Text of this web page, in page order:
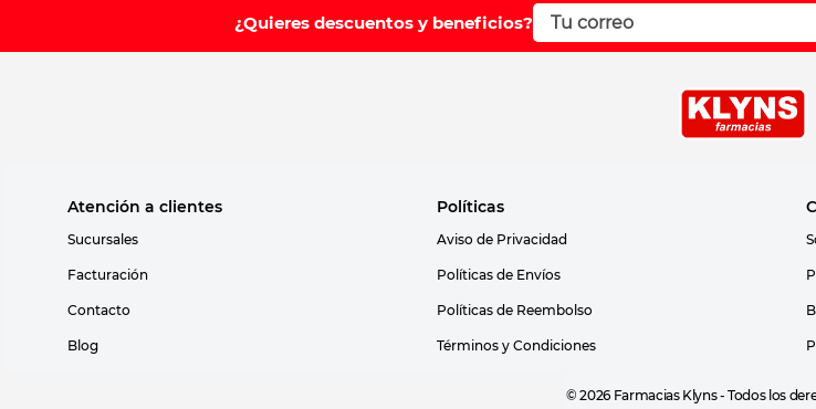
¿Quieres descuentos y beneficios?
Atención a clientes
Sucursales
Facturación
Contacto
Blog
Políticas
Aviso de Privacidad
Políticas de Envíos
Políticas de Reembolso
Términos y Condiciones
© 2026 Farmacias Klyns - Todos los